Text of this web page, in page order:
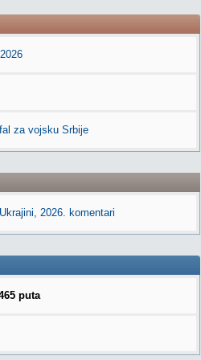
za vojsku Srbije
2026. komentari
puta